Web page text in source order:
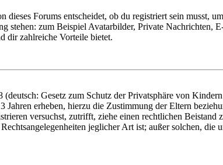
Forums entscheidet, ob du registriert sein musst,
zum Beispiel Avatarbilder, Private Nachrichten,
dir zahlreiche Vorteile bietet.
Gesetz zum Schutz der Privatsphäre von
erheben, hierzu die Zustimmung der Eltern
versuchst, zutrifft, ziehe einen rechtlichen
jeglicher Art ist; außer solchen,